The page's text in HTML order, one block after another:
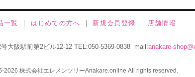
一覧 ｜ はじめての方へ ｜ 新規会員登録 ｜ 店舗情報
大阪駅前第2ビル12-12 TEL:050-5369-0838 mail:anakare-
2026 株式会社エレメンツリーAnakare.online All rights reserved.